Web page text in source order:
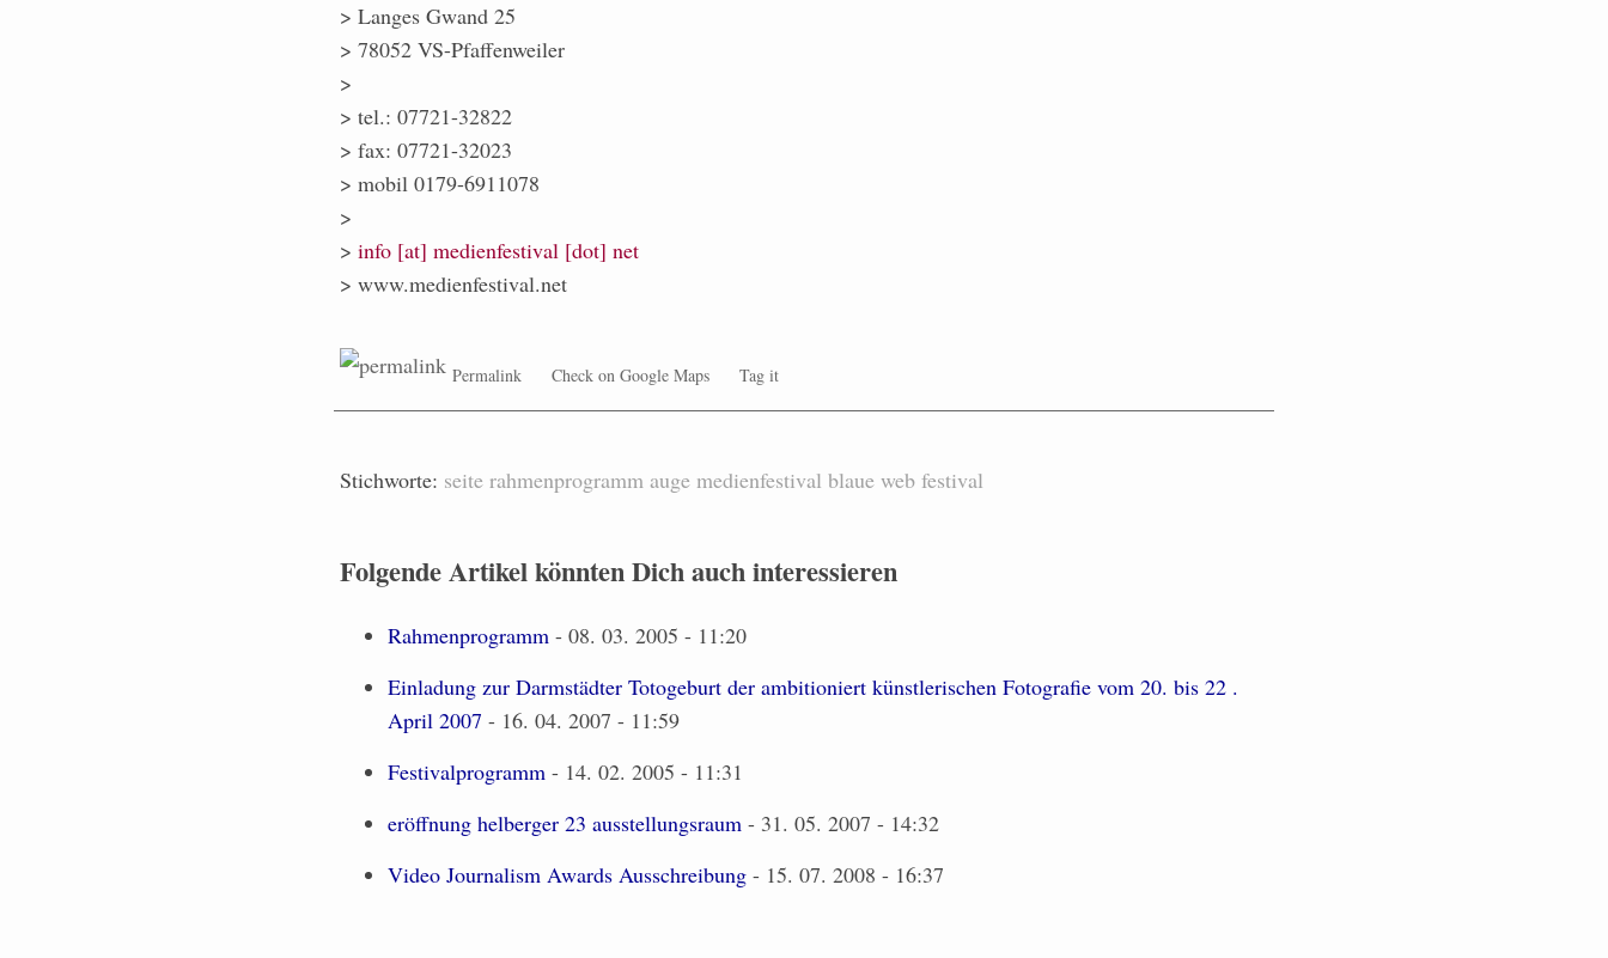
> Langes Gwand 25
> 78052 VS-Pfaffenweiler
>
> tel.: 07721-32822
> fax: 07721-32023
> mobil 0179-6911078
>
> info [at] medienfestival [dot] net
> www.medienfestival.net
Permalink Check on Google Maps Tag it
Stichworte: seite rahmenprogramm auge medienfestival blaue web festival
Folgende Artikel könnten Dich auch interessieren
Rahmenprogramm- 08. 03. 2005 - 11:20
Einladung zur Darmstädter Totogeburt der ambitioniert künstlerischen Fotografie vom 20. bis 22 .
April 2007 - 16. 04. 2007 - 11:59
Festivalprogramm- 14. 02. 2005 - 11:31
eröffnung helberger 23 ausstellungsraum- 31. 05. 2007 - 14:32
Video Journalism Awards Ausschreibung- 15. 07. 2008 - 16:37